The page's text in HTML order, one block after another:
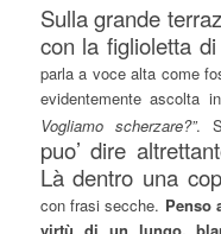
Sulla grande
con la figlioletta
parla a voce alta come
evidentemente ascolta
Vogliamo scherzare?”.
puo’ dire
Là dentro una
con frasi secche. Penso